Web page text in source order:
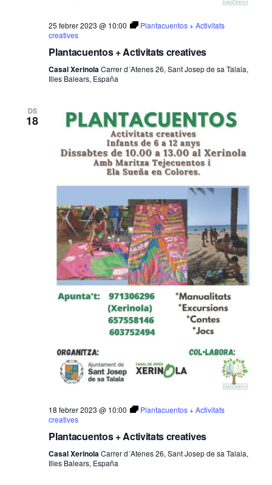
25 febrer 2023 @ 10:00
Plantacuentos + Activitats
creatives
Plantacuentos + Activitats creatives
Casal XerinolaCarrer d´Atenes 26, Sant Josep de sa Talaia,
Illes Balears, España
DS
18
18 febrer 2023 @ 10:00
Plantacuentos + Activitats
creatives
Plantacuentos + Activitats creatives
Casal XerinolaCarrer d´Atenes 26, Sant Josep de sa Talaia,
Illes Balears, España